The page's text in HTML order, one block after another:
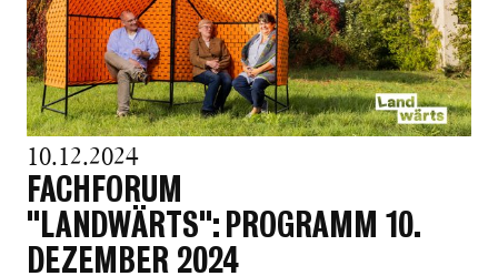
10.12.2024
FACHFORUM
"LANDWÄRTS": PROGRAMM 10.
DEZEMBER 2024